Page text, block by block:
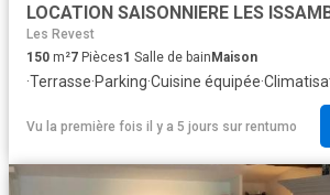
Les Revest
150 m²7 Pièces1 Salle de bainMaison
·Terrasse·Parking·Cuisine équipée·
Vu la première fois il y a 5 jours sur rentumo